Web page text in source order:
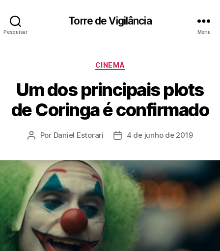
Pesquisar
Torre de Vigilância
Menu
Categorias
CINEMA
Um dos principais plots
de Coringa é confirmado
Autor
Por Daniel Estorari
Data4 de junho de 2019